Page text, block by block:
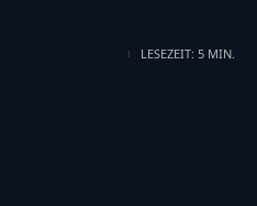
LESEZEIT: 5 MIN.